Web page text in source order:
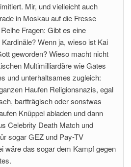
Mir, und vielleicht auch
in Moskau auf die Fresse
Fragen: Gibt es eine
Wenn ja, wieso ist Kai
geworden? Wieso macht nicht
Multimilliardäre wie Gates
und unterhaltsames zugleich:
Haufen Religionsnazis, egal
bartträgisch oder sonstwas
Knüppel abladen und dann
Celebrity Death Match und
sogar GEZ und Pay-TV
wäre das sogar dem Kampf gegen